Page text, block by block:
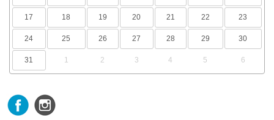
17 18 19 20 21 22 23
24 25 26 27 28 29 30
31 1 2 3 4 5 6